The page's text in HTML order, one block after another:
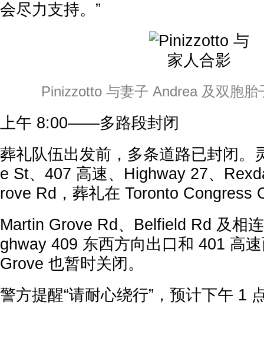
会尽力支持。”
Pinizzotto 与妻子 Andrea 及双胞胎
上午 8:00——多路段封闭
葬礼队伍出发前，多条道路已封闭。
e St、407 高速、Highway 27、
rove Rd，葬礼在 Toronto Congress
Martin Grove Rd、Belfield Rd 及相
ghway 409 东西方向出口和 401 高
Grove 也暂时关闭。
警方提醒“请耐心绕行”，预计下午 1